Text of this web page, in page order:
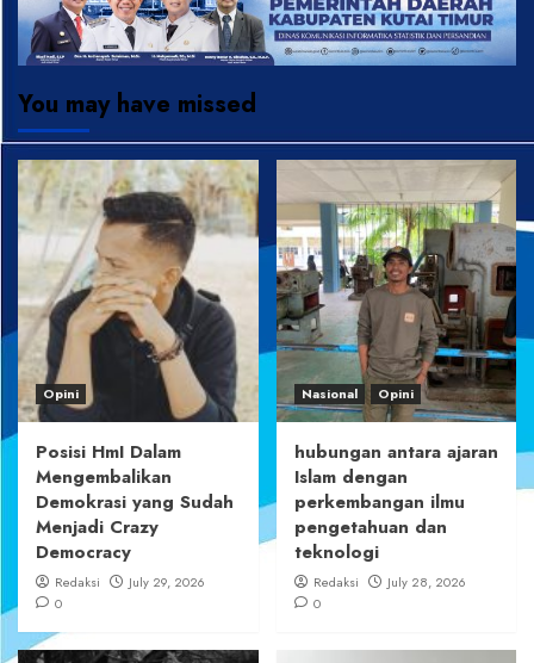
You may have missed
Opini
Posisi HmI Dalam
Mengembalikan
Demokrasi yang Sudah
Menjadi Crazy
Democracy
Redaksi
July 29, 2026
0
Nasional Opini
hubungan antara ajaran
Islam dengan
perkembangan ilmu
pengetahuan dan
teknologi
Redaksi
July 28, 2026
0